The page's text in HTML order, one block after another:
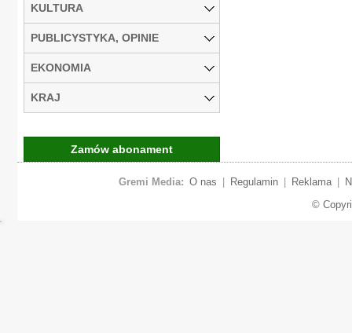
KULTURA
PUBLICYSTYKA, OPINIE
EKONOMIA
KRAJ
Zamów abonament
Gremi Media: O nas Regulamin Reklama
©